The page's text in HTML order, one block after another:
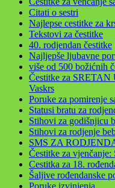
Citati o sestri
Najlepse cestitke za
Tekstovi za čestitke
40. rodjendan čestitke
Najljepše ljubavne
više od 500 božićnih
Čestitke za SRETAN
Vaskrs
Poruke za pomirenje
Statusi bratu za
Stihovi za godišnjicu
Stihovi za rodjenje
SMS ZA
Čestitke za vjenčanje:
Cestitka za 18.
Šaljive rođendanske